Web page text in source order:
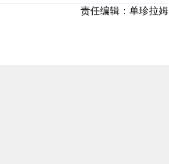
责任编辑： 单珍拉姆